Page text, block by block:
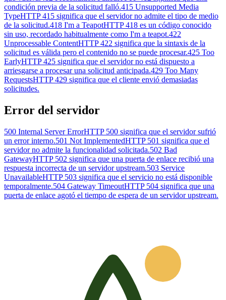
condición previa de la solicitud falló.415 Unsupported Media
TypeHTTP 415 significa que el servidor no admite el tipo de medio
de la solicitud.418 I'm a TeapotHTTP 418 es un código conocido
sin uso, recordado habitualmente como I'm a teapot.422
Unprocessable ContentHTTP 422 significa que la sintaxis de la
solicitud es válida pero el contenido no se puede procesar.425 Too
EarlyHTTP 425 significa que el servidor no está dispuesto a
arriesgarse a procesar una solicitud anticipada.429 Too Many
RequestsHTTP 429 significa que el cliente envió demasiadas
solicitudes.
Error del servidor
500 Internal Server ErrorHTTP 500 significa que el servidor sufrió
un error interno.501 Not ImplementedHTTP 501 significa que el
servidor no admite la funcionalidad solicitada.502 Bad
GatewayHTTP 502 significa que una puerta de enlace recibió una
respuesta incorrecta de un servidor upstream.503 Service
UnavailableHTTP 503 significa que el servicio no está disponible
temporalmente.504 Gateway TimeoutHTTP 504 significa que una
puerta de enlace agotó el tiempo de espera de un servidor upstream.